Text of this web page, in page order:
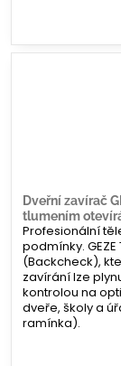
Dveřní zavírač
tlumením
Profesionální
podmínky.
(Backcheck),
zavírání lze
kontrolou na
dveře, školy a
ramínka).